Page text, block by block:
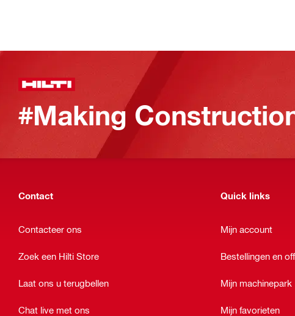
#Making
Contact
Contacteer ons
Zoek een Hilti Store
Laat ons u terugbellen
Chat live met ons
Quick links
Mijn account
Bestellingen en
Mijn machinepark
Mijn favorieten